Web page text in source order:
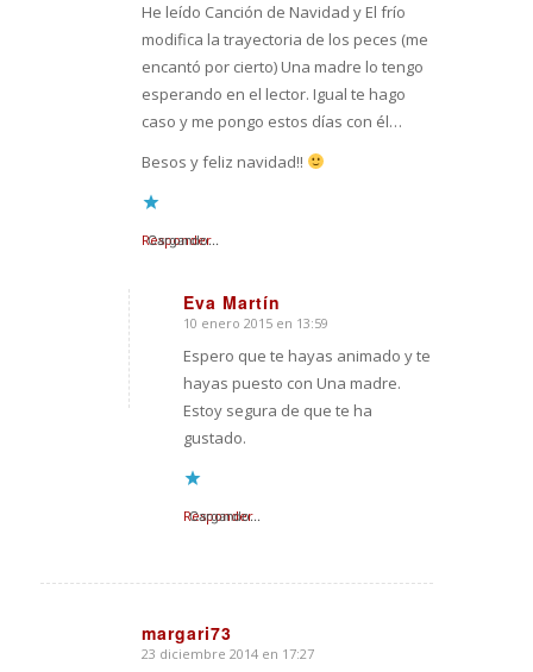
He leído Canción de Navidad y El frío
modifica la trayectoria de los peces (me
encantó por cierto) Una madre lo tengo
esperando en el lector. Igual te hago
caso y me pongo estos días con él…
Besos y feliz navidad!!
Cargando...
Responder
Eva Martín
Dice:
10 enero 2015 en 13:59
Espero que te hayas animado y te
hayas puesto con Una madre.
Estoy segura de que te ha
gustado.
Cargando...
Responder
margari73
Dice:
23 diciembre 2014 en 17:27